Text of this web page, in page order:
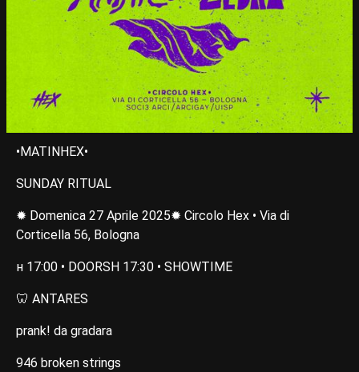
•MATINHEX•
SUNDAY RITUAL
✹ Domenica 27 Aprile 2025✹ Circolo Hex • Via di
Corticella 56, Bologna
ʜ 17:00 • DOORSH 17:30 • SHOWTIME
🦷 ANTARES
prank! da gradara
946 broken strings